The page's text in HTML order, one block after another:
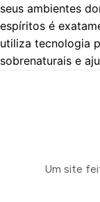
seus ambientes
espíritos é
utiliza tecnologia
sobrenaturais e
Um site